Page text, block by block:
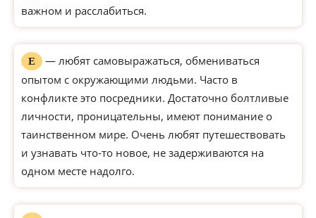
важном и расслабиться.
Е
— любят самовыражаться, обмениваться
опытом с окружающими людьми. Часто в
конфликте это посредники. Достаточно болтливые
личности, проницательны, имеют понимание о
таинственном мире. Очень любят путешествовать
и узнавать что-то новое, не задерживаются на
одном месте надолго.